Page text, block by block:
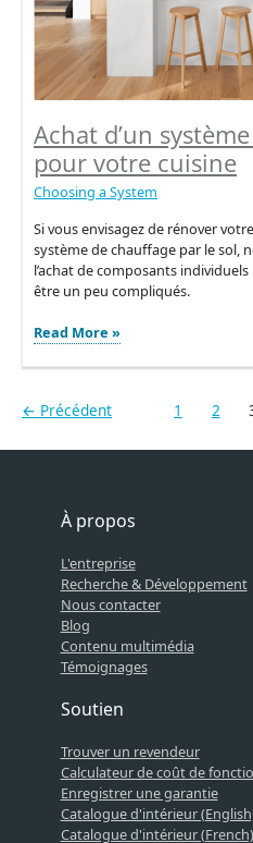
Achat d’un
pour votre cuisine
Choosing a System
Si vous envisagez de rénover
système de chauffage par le sol,
l’achat de composants
être un peu compliqués.
Achat
système
complet
votre
Read More »
← Précédent 1 2
À propos
L'entreprise
Recherche & Développement
Nous contacter
Blog
Contenu multimédia
Témoignages
Soutien
Trouver un revendeur
Calculateur de coût de
Enregistrer une garantie
Catalogue d'intérieur
Catalogue d'intérieur (French)